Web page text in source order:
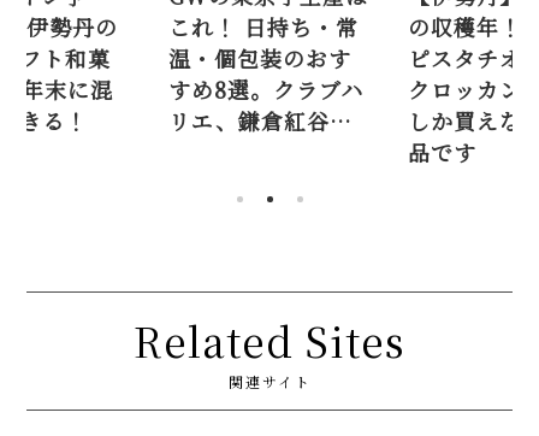
伊勢丹の
フト和菓
年末に混
きる！
これ！ 日持ち・常
温・個包装のおす
すめ8選。クラブハ
リエ、鎌倉紅谷…
の収穫年！
ピスタチオ
クロッカン
しか買えな
品です
Related Sites
関連サイト